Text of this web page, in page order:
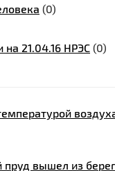
(0)
21.04.16 НРЭС (0)
вышел из